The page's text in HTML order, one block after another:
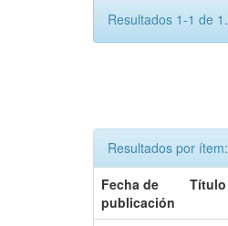
Resultados 1-1 de 1.
Resultados por ítem:
Fecha de
publicación
Título